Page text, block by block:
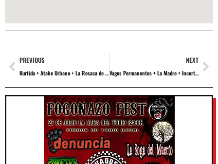
PREVIOUS
Kurtida + Atake Urbano + La Resaca de Baco + Vagos Permanentes
NEXT
Vagos Permanentes + La Madre + Incertidumbre + Dj Jako